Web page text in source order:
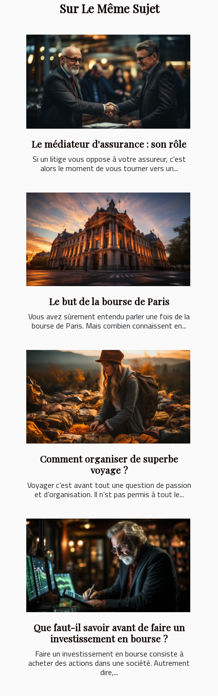
Sur Le Même Sujet
Le médiateur d'assurance : son rôle
Si un litige vous oppose à votre assureur, c'est
alors le moment de vous tourner vers un...
Le but de la bourse de Paris
Vous avez sûrement entendu parler une fois de la
bourse de Paris. Mais combien connaissent en...
Comment organiser de superbe
voyage ?
Voyager c’est avant tout une question de passion
et d’organisation. Il n’st pas permis à tout le...
Que faut-il savoir avant de faire un
investissement en bourse ?
Faire un investissement en bourse consiste à
acheter des actions dans une société. Autrement
dire,...